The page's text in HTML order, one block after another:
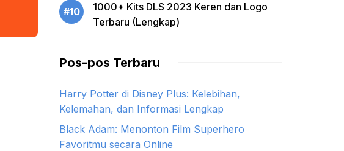
#10
1000+ Kits DLS 2023 Keren dan Logo
Terbaru (Lengkap)
Pos-pos Terbaru
Harry Potter di Disney Plus: Kelebihan,
Kelemahan, dan Informasi Lengkap
Black Adam: Menonton Film Superhero
Favoritmu secara Online